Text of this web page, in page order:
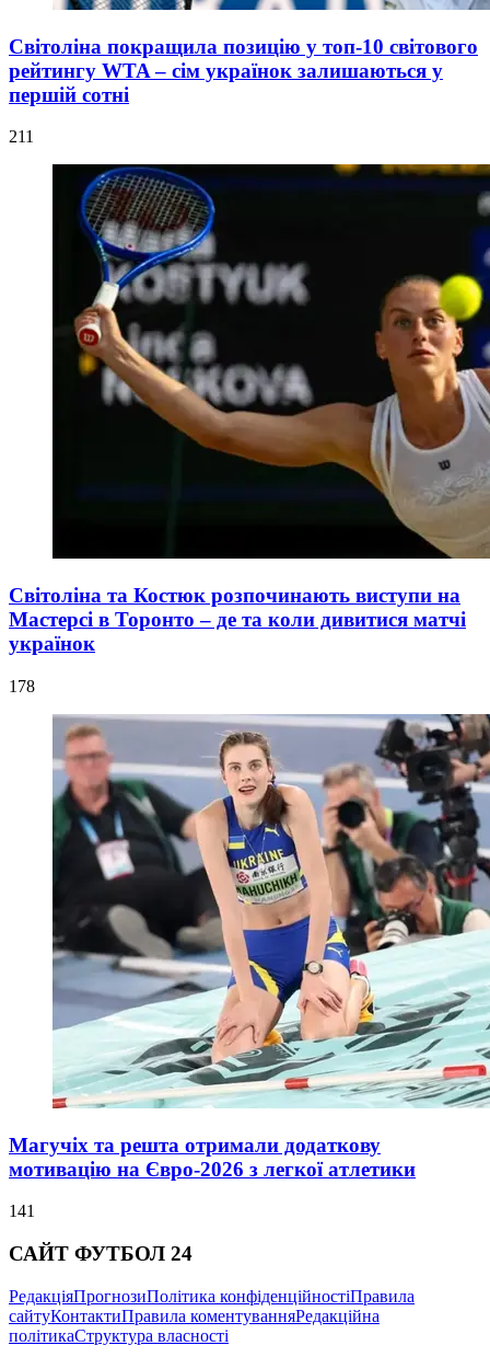
Світоліна покращила позицію у топ-10 світового
рейтингу WTA – сім українок залишаються у
першій сотні
211
Світоліна та Костюк розпочинають виступи на
Мастерсі в Торонто – де та коли дивитися матчі
українок
178
Магучіх та решта отримали додаткову
мотивацію на Євро-2026 з легкої атлетики
141
САЙТ ФУТБОЛ 24
РедакціяПрогнозиПолітика конфіденційностіПравила
сайтуКонтактиПравила коментуванняРедакційна
політикаСтруктура власності